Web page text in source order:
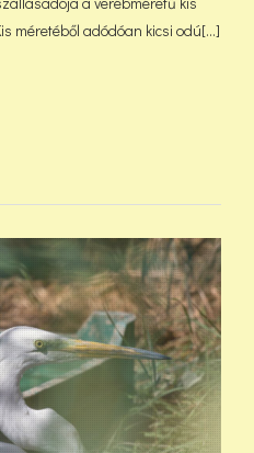
méretéből adódóan kicsi odú[...]